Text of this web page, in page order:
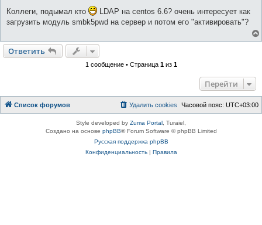
о
б
щ
и
е
Коллеги, подымал кто
LDAP на centos 6.6? очень интересует как
загрузить модуль smbk5pwd на сервер и потом его "активировать"?
Ответить
1 сообщение • Страница 1из 1
Перейти
Список форумов Часовой пояс: UTC+03:00
Удалить cookies
Style developed by Zuma Portal , Turaiel,
Создано на основе phpBB® Forum Software © phpBB Limited
Русская поддержка phpBB
Конфиденциальность| Правила